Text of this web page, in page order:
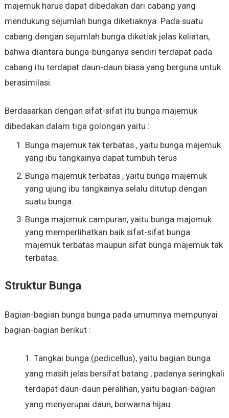
majemuk harus dapat dibedakan dari cabang yang
mendukung sejumlah bunga diketiaknya. Pada suatu
cabang dengan sejumlah bunga diketiak jelas keliatan,
bahwa diantara bunga-bunganya sendiri terdapat pada
cabang itu terdapat daun-daun biasa yang berguna untuk
berasimilasi.
Berdasarkan dengan sifat-sifat itu bunga majemuk
dibedakan dalam tiga golongan yaitu :
Bunga majemuk tak terbatas , yaitu bunga majemuk
yang ibu tangkainya dapat tumbuh terus
Bunga majemuk terbatas , yaitu bunga majemuk
yang ujung ibu tangkainya selalu ditutup dengan
suatu bunga.
Bunga majemuk campuran, yaitu bunga majemuk
yang memperlihatkan baik sifat-sifat bunga
majemuk terbatas maupun sifat bunga majemuk tak
terbatas.
Struktur Bunga
Bagian-bagian bunga bunga pada umumnya mempunyai
bagian-bagian berikut :
1. Tangkai bunga (pedicellus), yaitu bagian bunga
yang masih jelas bersifat batang , padanya seringkali
terdapat daun-daun peralihan, yaitu bagian-bagian
yang menyerupai daun, berwarna hijau.